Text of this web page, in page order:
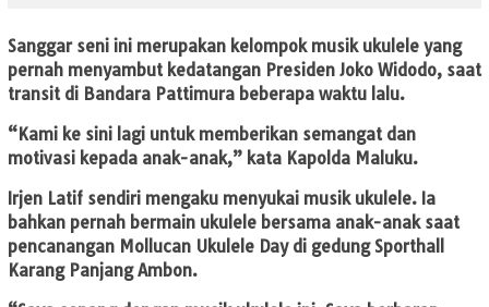
Sanggar seni ini merupakan kelompok musik ukulele yang
pernah menyambut kedatangan Presiden Joko Widodo, saat
transit di Bandara Pattimura beberapa waktu lalu.
“Kami ke sini lagi untuk memberikan semangat dan
motivasi kepada anak-anak,” kata Kapolda Maluku.
Irjen Latif sendiri mengaku menyukai musik ukulele. Ia
bahkan pernah bermain ukulele bersama anak-anak saat
pencanangan Mollucan Ukulele Day di gedung Sporthall
Karang Panjang Ambon.